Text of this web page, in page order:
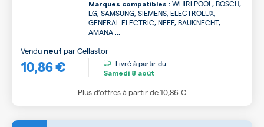
Marques compatibles : WHIRLPOOL, BOSCH,
LG, SAMSUNG, SIEMENS, ELECTROLUX,
GENERAL ELECTRIC, NEFF, BAUKNECHT,
AMANA ...
10,86 €
Vendu neuf parCellastor
Livré à partir du
Samedi 8 août
Plus d’offres à partir de10,86 €